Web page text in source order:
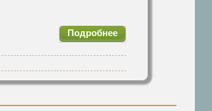
Подробнее